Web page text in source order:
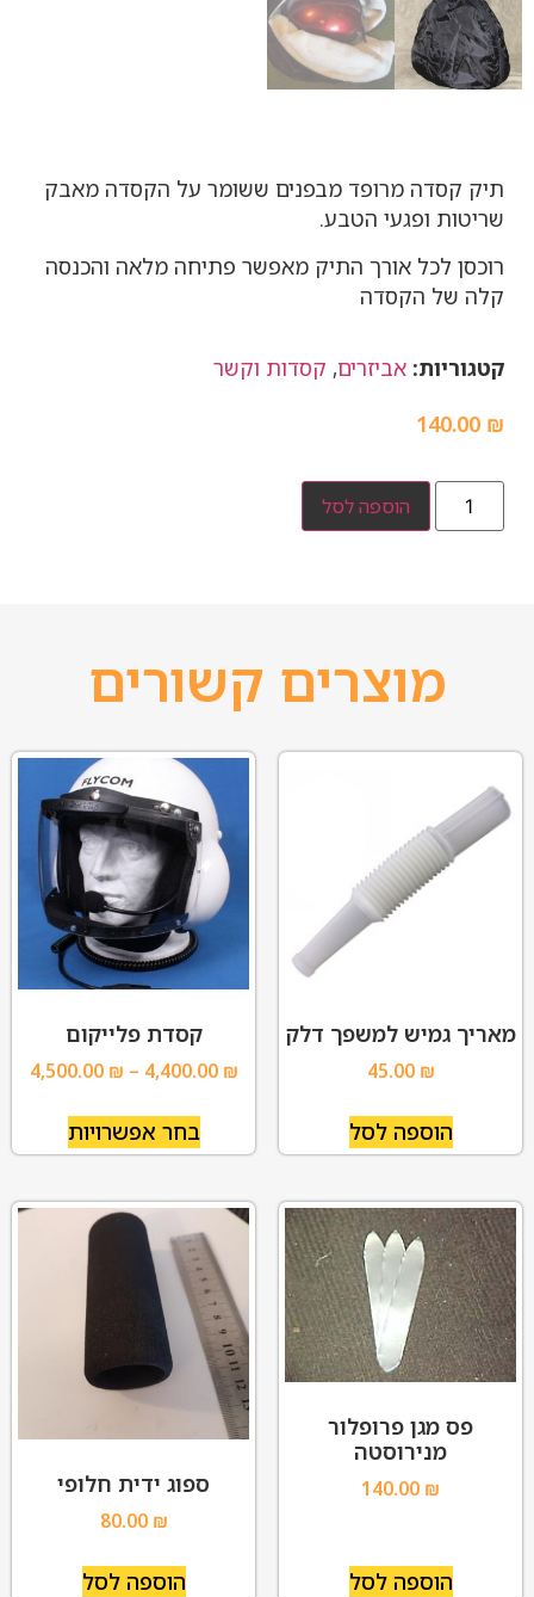
תיק קסדה מרופד מבפנים ששומר על הקסדה מאבק
שריטות ופגעי הטבע.
רוכסן לכל אורך התיק מאפשר פתיחה מלאה והכנסה
קלה של הקסדה
קטגוריות: אביזרים, קסדות וקשר
140.00 ₪
הוספה לסל
מוצרים קשורים
מאריך גמיש למשפך דלק
45.00 ₪
הוספה לסל
קסדת פלייקום
4,400.00 ₪
–
4,500.00 ₪
בחר אפשרויות
פס מגן פרופלור
מנירוסטה
140.00 ₪
הוספה לסל
ספוג ידית חלופי
80.00 ₪
הוספה לסל